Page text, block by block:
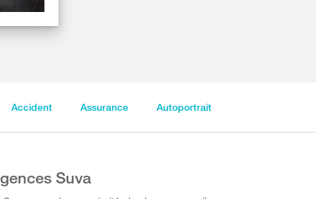
Accident Assurance Autoportrait
Suva